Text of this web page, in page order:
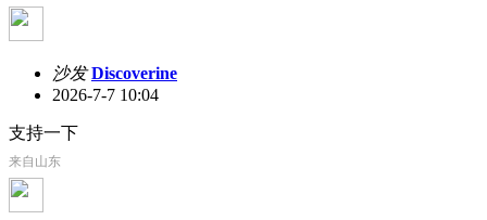
沙发 Discoverine
2026-7-7 10:04
支持一下
来自山东